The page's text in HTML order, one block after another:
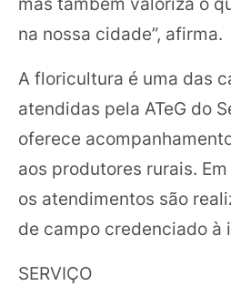
na nossa cidade”, afirma.
A floricultura é uma das
atendidas pela ATeG do
oferece
aos produtores rurais.
os atendimentos são
de campo credenciado à
SERVIÇO